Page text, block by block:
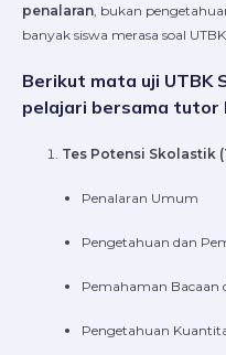
penalaran , bukan
banyak siswa merasa soal
Berikut mata uji UTBK
pelajari bersama tutor
Tes Potensi Skolastik
Penalaran Umum
Pengetahuan dan
Pemahaman Bacaan
Pengetahuan